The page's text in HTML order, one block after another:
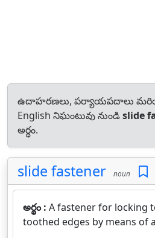
ఉదాహరణలు, పర్యాయపదాలు
English నిఘంటువు నుండిslide
అర్థం.
slide fastener noun
అర్థం : A fastener for locking
toothed edges by means of